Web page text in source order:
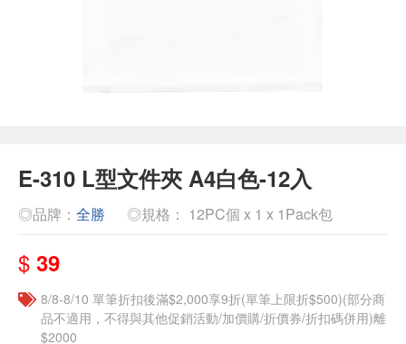
E-310 L型文件夾 A4白色-12入
◎品牌： 全勝 ◎規格： 12PC個 x 1 x 1Pack包
$ 39
8/8-8/10 單筆折扣後滿$2,000享9折(單筆上限折$500)(部分商
品不適用，不得與其他促銷活動/加價購/折價券/折扣碼併用)離
$2000